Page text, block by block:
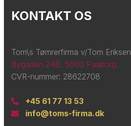
KONTAKT OS
Tom\s Tømrerfirma v/Tom Eriksen
Bygaden 24B, 5600 Faaborg
CVR-nummer: 28622708
+45 61 77 13 53
info@toms-firma.dk